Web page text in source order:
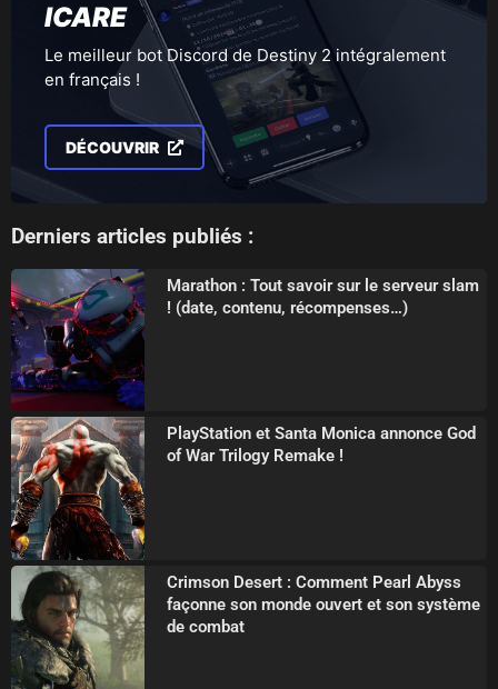
ICARE
Le meilleur bot Discord de Destiny 2 intégralement
en français !
DÉCOUVRIR
Derniers articles publiés :
Marathon : Tout savoir sur le serveur slam
! (date, contenu, récompenses…)
PlayStation et Santa Monica annonce God
of War Trilogy Remake !
Crimson Desert : Comment Pearl Abyss
façonne son monde ouvert et son système
de combat